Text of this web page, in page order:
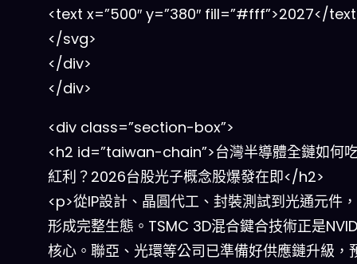
<text x=”500″ y=”380″ fill=”#fff”>2027</
</svg>
</div>
</div>
<div class=”section-box”>
<h2 id=”taiwan-chain”>台灣半導體全鏈如何
紅利？2026台股光子概念股爆發在即</h2>
<p>從IP設計、晶圓代工、封裝測試到光通元件
形成完整生態。TSMC 3D混合鍵合技術正是
核心。聯亞、光環等公司已準備好供應鏈升級，